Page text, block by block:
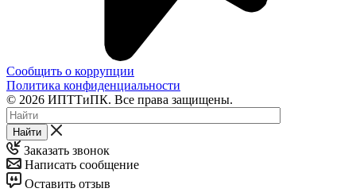
Сообщить о коррупции
Политика конфиденциальности
© 2026 ИПТТиПК. Все права защищены.
Найти
Заказать звонок
Написать сообщение
Оставить отзыв